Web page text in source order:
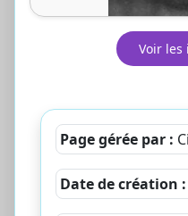
Voir les
Page gérée par :
Date de création :